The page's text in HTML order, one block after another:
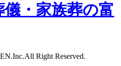
・家族葬の富
Right Reserved.